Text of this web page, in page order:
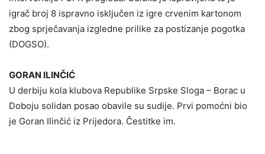
igrač broj 8 ispravno isključen iz igre crvenim kartonom
zbog sprječavanja izgledne prilike za postizanje pogotka
(DOGSO).
GORAN ILINČIĆ
U derbiju kola klubova Republike Srpske Sloga – Borac u
Doboju solidan posao obavile su sudije. Prvi pomoćni bio
je Goran Ilinčić iz Prijedora. Čestitke im.